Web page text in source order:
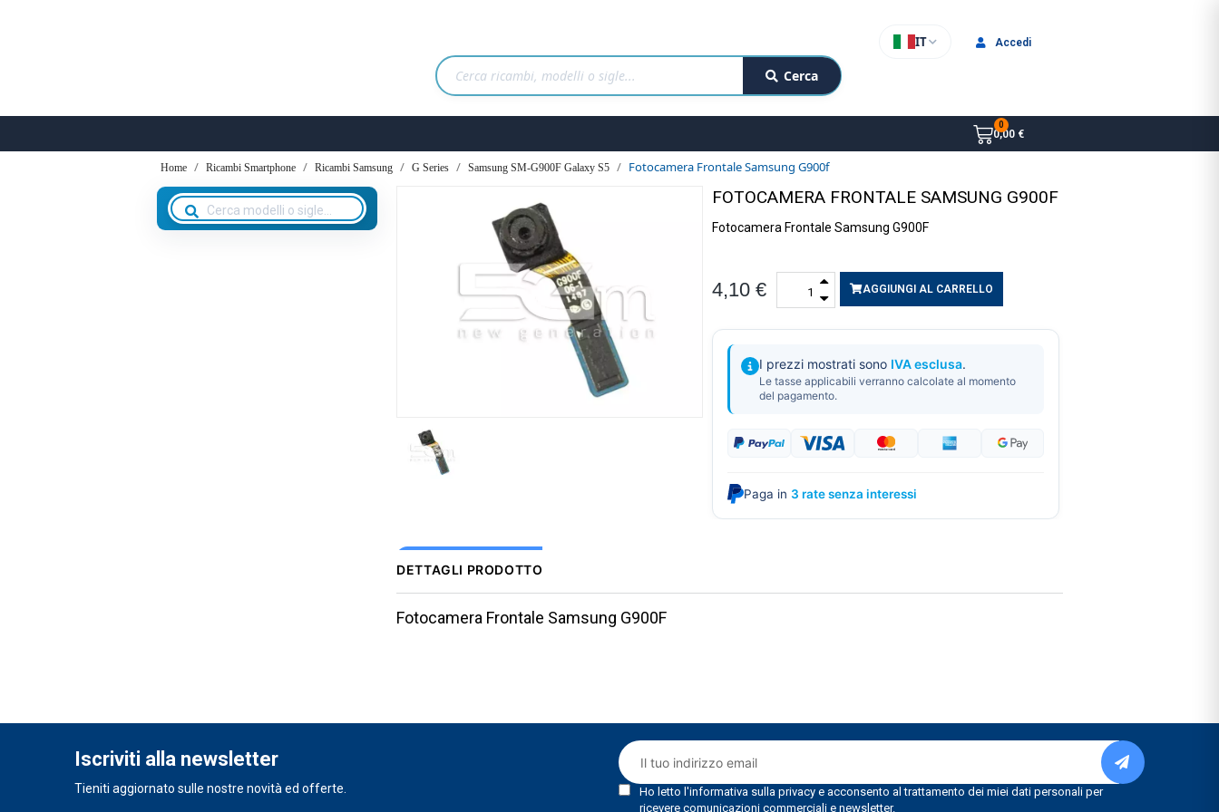
Cerca
IT Accedi
0,00 €
Home Ricambi Smartphone Ricambi Samsung G Series Samsung SM-G900F Galaxy S5 Fotocamera Frontale Samsung G900f
FOTOCAMERA FRONTALE SAMSUNG G900F
Fotocamera Frontale Samsung G900F
4,10 € AGGIUNGI AL CARRELLO
I prezzi mostrati sono IVA esclusa.
Le tasse applicabili verranno calcolate al momento
del pagamento.
Paga in 3 rate senza interessi
DETTAGLI PRODOTTO
Fotocamera Frontale Samsung G900F
Iscriviti alla newsletter
Tieniti aggiornato sulle nostre novità ed offerte.